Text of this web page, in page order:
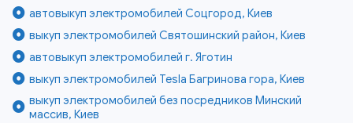
автовыкуп электромобилей Соцгород, Киев
выкуп электромобилей Святошинский район, Киев
автовыкуп электромобилей г. Яготин
выкуп электромобилей Tesla Багринова гора, Киев
выкуп электромобилей без посредников Минский
массив, Киев